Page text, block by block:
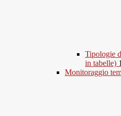
Tipologie
in tabelle) 1
Monitoraggio